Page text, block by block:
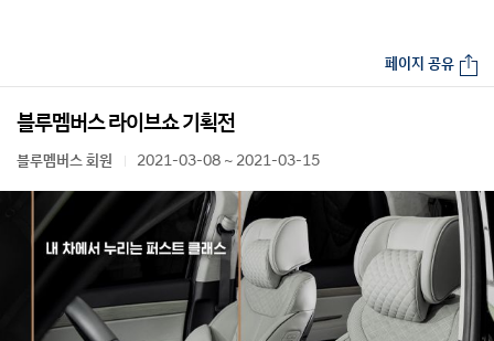
블루멤버스 라이브쇼 기획전
블루멤버스 회원 2021-03-08 ~ 2021-03-15
페이지 공유